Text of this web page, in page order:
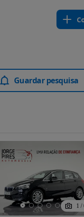
Guardar pesquisa
1 /